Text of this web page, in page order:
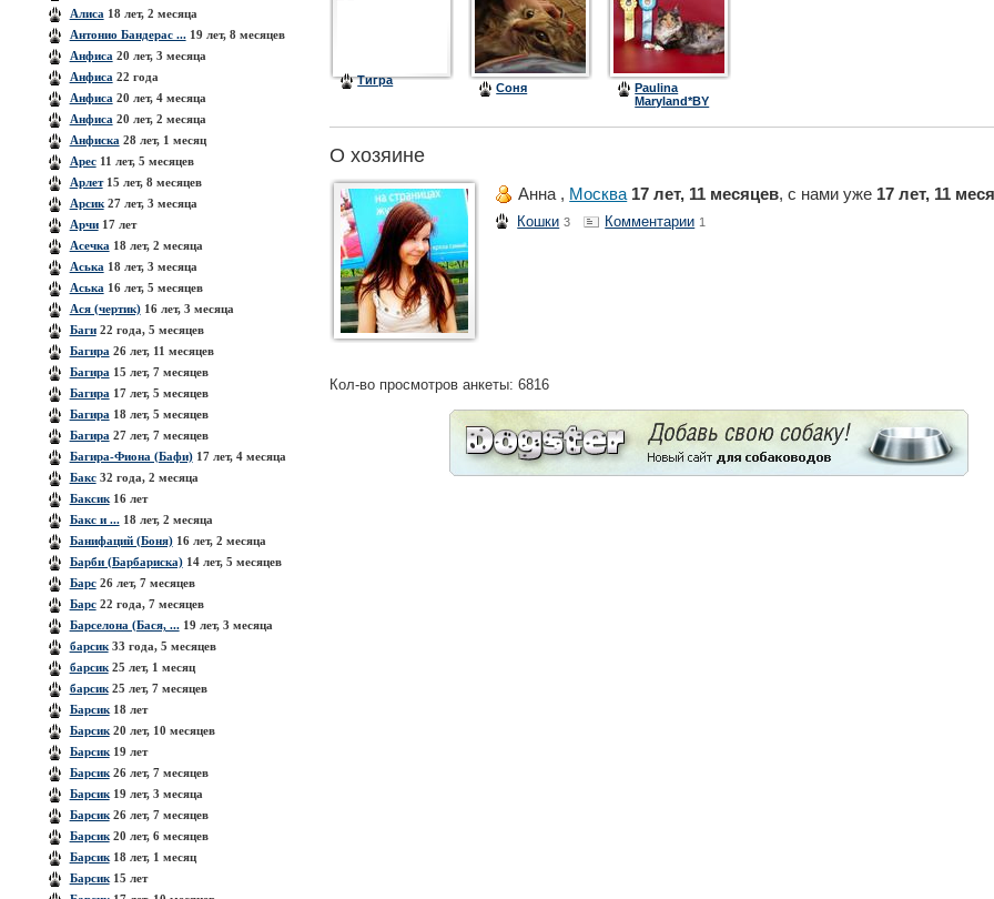
Алиса 18 лет, 2 месяца
Антонио Бандерас ...19 лет, 8 месяцев
Анфиса 20 лет, 3 месяца
Анфиса 22 года
Анфиса 20 лет, 4 месяца
Анфиса 20 лет, 2 месяца
Анфиска 28 лет, 1 месяц
Арес11 лет, 5 месяцев
Арлет15 лет, 8 месяцев
Арсик27 лет, 3 месяца
Арчи17 лет
Асечка 18 лет, 2 месяца
Аська 18 лет, 3 месяца
Аська 16 лет, 5 месяцев
Ася (чертик)16 лет, 3 месяца
Баги22 года, 5 месяцев
Багира 26 лет, 11 месяцев
Багира 15 лет, 7 месяцев
Багира 17 лет, 5 месяцев
Багира 18 лет, 5 месяцев
Багира 27 лет, 7 месяцев
Багира-Фиона (Бафи)17 лет, 4 месяца
Бакс32 года, 2 месяца
Баксик16 лет
Бакс и ...18 лет, 2 месяца
Банифаций (Боня)16 лет, 2 месяца
Барби (Барбариска)14 лет, 5 месяцев
Барс26 лет, 7 месяцев
Барс22 года, 7 месяцев
Барселона (Бася, ...19 лет, 3 месяца
барсик33 года, 5 месяцев
барсик25 лет, 1 месяц
барсик25 лет, 7 месяцев
Барсик18 лет
Барсик20 лет, 10 месяцев
Барсик19 лет
Барсик26 лет, 7 месяцев
Барсик19 лет, 3 месяца
Барсик26 лет, 7 месяцев
Барсик20 лет, 6 месяцев
Барсик18 лет, 1 месяц
Барсик15 лет
Тигра
Соня
Paulina
Maryland*BY
О хозяине
Анна , Москва 17 лет, 11 месяцев, с нами уже 17 лет, 11
Кошки 3 Комментарии 1
Кол-во просмотров анкеты: 6816